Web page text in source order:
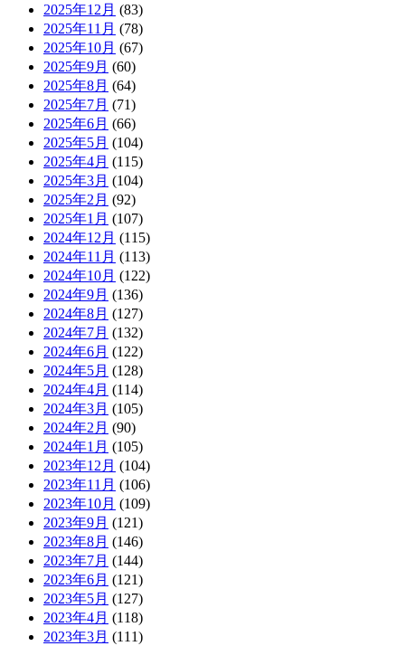
2025年12月 (83)
2025年11月 (78)
2025年10月 (67)
2025年9月 (60)
2025年8月 (64)
2025年7月 (71)
2025年6月 (66)
2025年5月 (104)
2025年4月 (115)
2025年3月 (104)
2025年2月 (92)
2025年1月 (107)
2024年12月 (115)
2024年11月 (113)
2024年10月 (122)
2024年9月 (136)
2024年8月 (127)
2024年7月 (132)
2024年6月 (122)
2024年5月 (128)
2024年4月 (114)
2024年3月 (105)
2024年2月 (90)
2024年1月 (105)
2023年12月 (104)
2023年11月 (106)
2023年10月 (109)
2023年9月 (121)
2023年8月 (146)
2023年7月 (144)
2023年6月 (121)
2023年5月 (127)
2023年4月 (118)
2023年3月 (111)